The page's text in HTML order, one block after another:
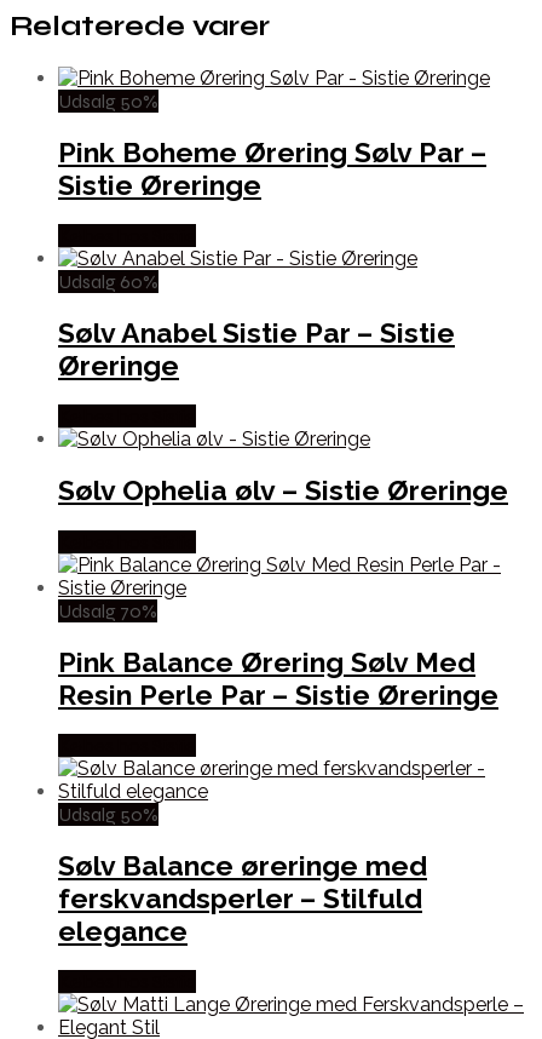
Relaterede varer
Udsalg 50%
Pink Boheme Ørering Sølv Par –
Sistie Øreringe
Udsalg 60%
Sølv Anabel Sistie Par – Sistie
Øreringe
Sølv Ophelia ølv – Sistie Øreringe
Udsalg 70%
Pink Balance Ørering Sølv Med
Resin Perle Par – Sistie Øreringe
Udsalg 50%
Sølv Balance øreringe med
ferskvandsperler – Stilfuld
elegance